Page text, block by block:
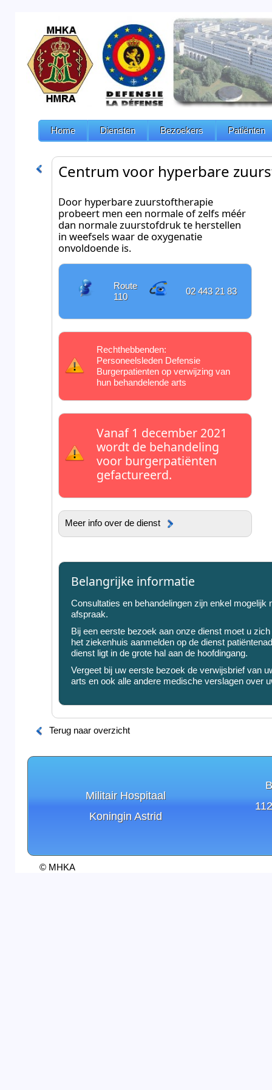
Home Diensten Bezoekers Patiënten
Centrum voor hyperbare
Door hyperbare zuurstoftherapie
probeert men een normale of zelfs méér
dan normale zuurstofdruk te herstellen
in weefsels waar de oxygenatie
onvoldoende is.
Route
110
02 443 21 83
Rechthebbenden:
Personeelsleden Defensie
Burgerpatienten op verwijzing van
hun behandelende arts
Vanaf 1 december 2021
wordt de behandeling
voor burgerpatiënten
gefactureerd.
Meer info over de dienst
Belangrijke informatie
Consultaties en behandelingen zijn enkel mogelijk
afspraak.
Bij een eerste bezoek aan onze dienst moet u
het ziekenhuis aanmelden op de dienst
dienst ligt in de grote hal aan de hoofdingang.
Vergeet bij uw eerste bezoek de verwijsbrief van
arts en ook alle andere medische verslagen over
Terug naar overzicht
Militair Hospitaal
Koningin Astrid
© MHKA